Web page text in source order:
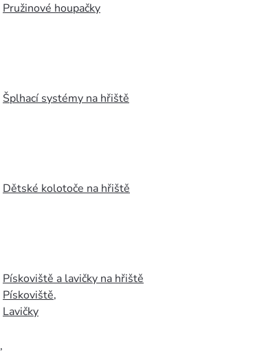
,
Pružinové houpačky
Šplhací systémy na hřiště
Dětské kolotoče na hřiště
Pískoviště a lavičky na hřiště
Pískoviště,
Lavičky